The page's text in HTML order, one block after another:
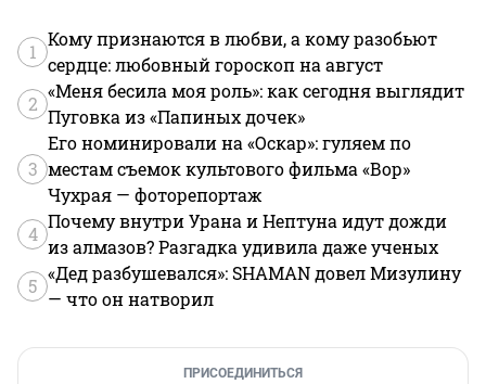
1
Кому признаются в любви, а кому разобьют
сердце: любовный гороскоп на август
2
«Меня бесила моя роль»: как сегодня выглядит
Пуговка из «Папиных дочек»
3
Его номинировали на «Оскар»: гуляем по
местам съемок культового фильма «Вор»
Чухрая — фоторепортаж
4
Почему внутри Урана и Нептуна идут дожди
из алмазов? Разгадка удивила даже ученых
5
«Дед разбушевался»: SHAMAN довел Мизулину
— что он натворил
ПРИСОЕДИНИТЬСЯ